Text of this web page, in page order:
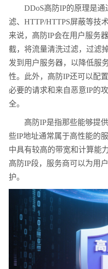
DDoS高防IP的原理是通
滤、HTTP/HTTPS屏蔽等技
来说，高防IP会在用户服务
截，将流量清洗过滤，过滤
发到用户服务器，以降低服
性。此外，高防IP还可以配
必要的请求和来自恶意IP的
全。
高防IP是指那些能够提供
些IP地址通常属于高性能的
中具有较高的带宽和计算能
高防IP段，服务商可以为用
护。